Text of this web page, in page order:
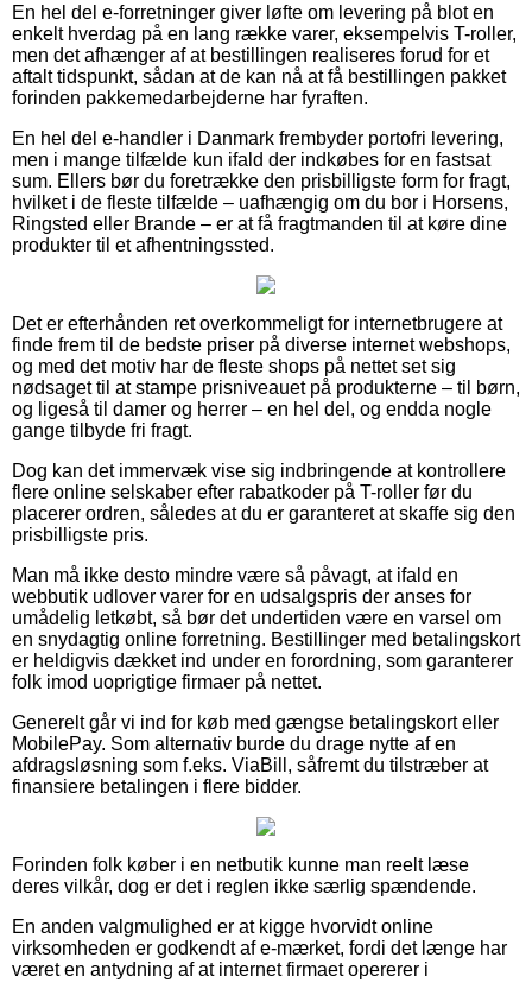
En hel del e-forretninger giver løfte om levering på blot en
enkelt hverdag på en lang række varer, eksempelvis T-roller,
men det afhænger af at bestillingen realiseres forud for et
aftalt tidspunkt, sådan at de kan nå at få bestillingen pakket
forinden pakkemedarbejderne har fyraften.
En hel del e-handler i Danmark frembyder portofri levering,
men i mange tilfælde kun ifald der indkøbes for en fastsat
sum. Ellers bør du foretrække den prisbilligste form for fragt,
hvilket i de fleste tilfælde – uafhængig om du bor i Horsens,
Ringsted eller Brande – er at få fragtmanden til at køre dine
produkter til et afhentningssted.
Det er efterhånden ret overkommeligt for internetbrugere at
finde frem til de bedste priser på diverse internet webshops,
og med det motiv har de fleste shops på nettet set sig
nødsaget til at stampe prisniveauet på produkterne – til børn,
og ligeså til damer og herrer – en hel del, og endda nogle
gange tilbyde fri fragt.
Dog kan det immervæk vise sig indbringende at kontrollere
flere online selskaber efter rabatkoder på T-roller før du
placerer ordren, således at du er garanteret at skaffe sig den
prisbilligste pris.
Man må ikke desto mindre være så påvagt, at ifald en
webbutik udlover varer for en udsalgspris der anses for
umådelig letkøbt, så bør det undertiden være en varsel om
en snydagtig online forretning. Bestillinger med betalingskort
er heldigvis dækket ind under en forordning, som garanterer
folk imod uoprigtige firmaer på nettet.
Generelt går vi ind for køb med gængse betalingskort eller
MobilePay. Som alternativ burde du drage nytte af en
afdragsløsning som f.eks. ViaBill, såfremt du tilstræber at
finansiere betalingen i flere bidder.
Forinden folk køber i en netbutik kunne man reelt læse
deres vilkår, dog er det i reglen ikke særlig spændende.
En anden valgmulighed er at kigge hvorvidt online
virksomheden er godkendt af e-mærket, fordi det længe har
været en antydning af at internet firmaet opererer i